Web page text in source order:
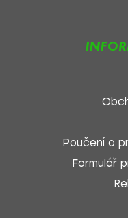
Poučení o
Formulář